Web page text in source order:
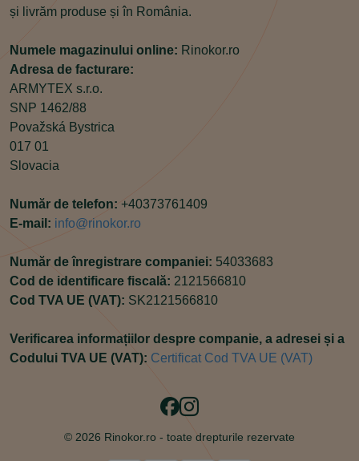
și livrăm produse și în România.
Numele magazinului online: Rinokor.ro
Adresa de facturare:
ARMYTEX s.r.o.
SNP 1462/88
Považská Bystrica
017 01
Slovacia
Număr de telefon: +40373761409
E-mail: info@rinokor.ro
Număr de înregistrare companiei: 54033683
Cod de identificare fiscală: 2121566810
Cod TVA UE (VAT): SK2121566810
Verificarea informațiilor despre companie, a adresei și a
Codului TVA UE (VAT): Certificat Cod TVA UE (VAT)
Facebook
Instagram
© 2026 Rinokor.ro - toate drepturile rezervate